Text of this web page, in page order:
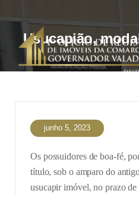
Usucapião,
junho 5, 2023
Os possuidores de boa-fé,
título, sob o amparo do
usucapir imóvel, no prazo de